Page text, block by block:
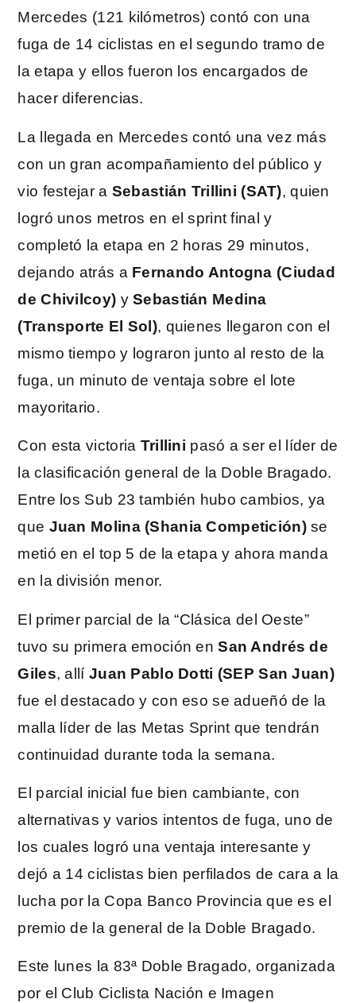
Mercedes (121 kilómetros) contó con una
fuga de 14 ciclistas en el segundo tramo de
la etapa y ellos fueron los encargados de
hacer diferencias.
La llegada en Mercedes contó una vez más
con un gran acompañamiento del público y
vio festejar a Sebastián Trillini (SAT), quien
logró unos metros en el sprint final y
completó la etapa en 2 horas 29 minutos,
dejando atrás a Fernando Antogna (Ciudad
de Chivilcoy) ySebastián Medina
(Transporte El Sol), quienes llegaron con el
mismo tiempo y lograron junto al resto de la
fuga, un minuto de ventaja sobre el lote
mayoritario.
Con esta victoria Trillini pasó a ser el líder de
la clasificación general de la Doble Bragado.
Entre los Sub 23 también hubo cambios, ya
que Juan Molina (Shania Competición)se
metió en el top 5 de la etapa y ahora manda
en la división menor.
El primer parcial de la “Clásica del Oeste”
tuvo su primera emoción enSan Andrés de
Giles, allí Juan Pablo Dotti (SEP San Juan)
fue el destacado y con eso se adueñó de la
malla líder de las Metas Sprint que tendrán
continuidad durante toda la semana.
El parcial inicial fue bien cambiante, con
alternativas y varios intentos de fuga, uno de
los cuales logró una ventaja interesante y
dejó a 14 ciclistas bien perfilados de cara a la
lucha por la Copa Banco Provincia que es el
premio de la general de la Doble Bragado.
Este lunes la 83ª Doble Bragado, organizada
por el Club Ciclista Nación e Imagen